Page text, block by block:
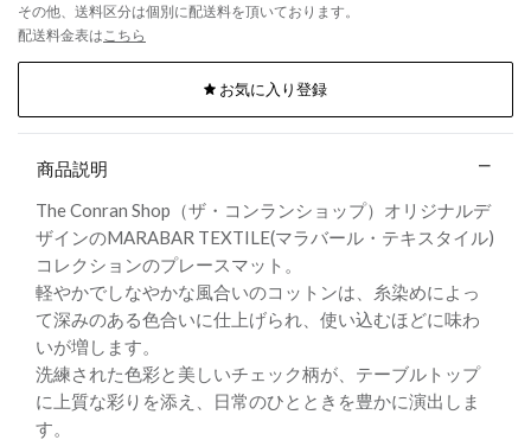
その他、送料区分は個別に配送料を頂いております。
配送料金表は こちら
お気に入り登録
商品説明
The Conran Shop（ザ・コンランショップ）オリジナルデ
ザインのMARABAR TEXTILE(マラバール・テキスタイル)
コレクションのプレースマット。
軽やかでしなやかな風合いのコットンは、糸染めによっ
て深みのある色合いに仕上げられ、使い込むほどに味わ
いが増します。
洗練された色彩と美しいチェック柄が、テーブルトップ
に上質な彩りを添え、日常のひとときを豊かに演出しま
す。